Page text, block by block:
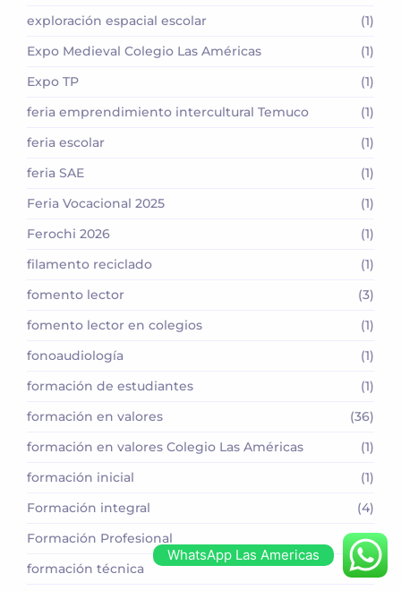
exploración espacial escolar
(1)
Expo Medieval Colegio Las Américas
(1)
Expo TP
(1)
feria emprendimiento intercultural Temuco
(1)
feria escolar
(1)
feria SAE
(1)
Feria Vocacional 2025
(1)
Ferochi 2026
(1)
filamento reciclado
(1)
fomento lector
(3)
fomento lector en colegios
(1)
fonoaudiología
(1)
formación de estudiantes
(1)
formación en valores
(36)
formación en valores Colegio Las Américas
(1)
formación inicial
(1)
Formación integral
(4)
Formación Profesional
(4)
formación técnica
(1)
WhatsApp Las Americas